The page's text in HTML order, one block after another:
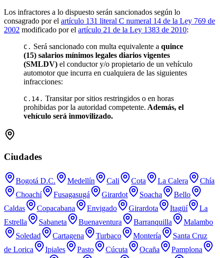
Los infractores a lo dispuesto serán sancionados según lo
consagrado por el artículo 131 literal C numeral 14 de la Ley 769 de
2002 modificado por el artículo 21 de la Ley 1383 de 2010:
C. Será sancionado con multa equivalente a quince
(15) salarios mínimos legales diarios vigentes
(SMLDV) el conductor y/o propietario de un vehículo
automotor que incurra en cualquiera de las siguientes
infracciones:
C.14. Transitar por sitios restringidos o en horas
prohibidas por la autoridad competente. Además, el
vehículo será inmovilizado.
Ciudades
Bogotá D.C. Medellín Cali Cota La Calera
Chía
Choachí
Fusagasugá Girardot Soacha
Bello
Caldas
Copacabana Envigado Girardota Itagüí
La
Estrella
Sabaneta Buenaventura Barranquilla
Malambo
Soledad
Cartagena Turbaco Montería
Santa Cruz
de Lorica
Ipiales Pasto Cúcuta Ocaña
Pamplona